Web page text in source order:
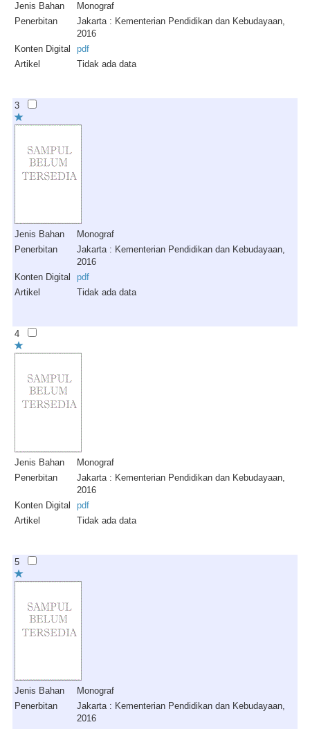
Jenis Bahan
Monograf
Penerbitan
Jakarta : Kementerian Pendidikan dan Kebudayaan,
2016
Konten Digital
pdf
Artikel
Tidak ada data
3
Jenis Bahan
Monograf
Penerbitan
Jakarta : Kementerian Pendidikan dan Kebudayaan,
2016
Konten Digital
pdf
Artikel
Tidak ada data
4
Jenis Bahan
Monograf
Penerbitan
Jakarta : Kementerian Pendidikan dan Kebudayaan,
2016
Konten Digital
pdf
Artikel
Tidak ada data
5
Jenis Bahan
Monograf
Penerbitan
Jakarta : Kementerian Pendidikan dan Kebudayaan,
2016